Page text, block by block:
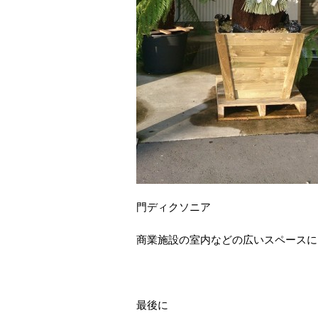
門ディクソニア
商業施設の室内などの広いスペース
最後に